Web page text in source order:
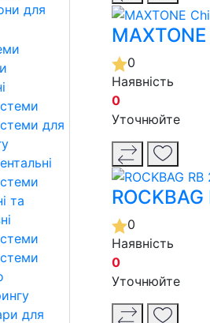
для
для
та
для
флейти
0
Наявність
0
Уточнюйте
0
Наявність
0
Уточнюйте